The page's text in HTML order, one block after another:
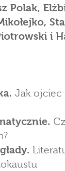
Polak,
i
Jak ojciec